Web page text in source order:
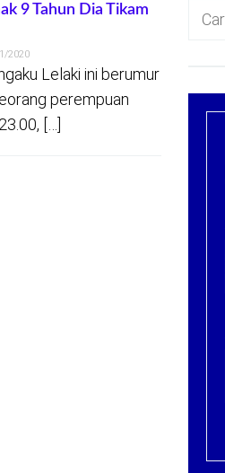
9 Tahun Dia Tikam
2020
Lelaki ini berumur
perempuan
[…]
Cari